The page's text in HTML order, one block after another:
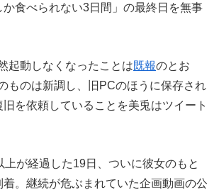
食べられない3日間」の最終日を無事
起動しなくなったことは既報のとお
ものは新調し、旧PCのほうに保存され
を依頼していることを美兎はツイート
が経過した19日、ついに彼女のもと
。継続が危ぶまれていた企画動画の公